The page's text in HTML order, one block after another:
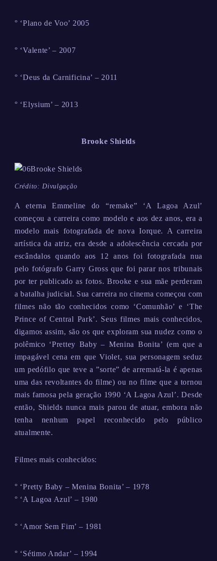
° ‘Plano de Voo’ 2005
° ‘Valente’ – 2007
° ‘Deus da Carnificina’ – 2011
° ‘Elysium’ – 2013
Brooke Shields
Crédito: Divulgação
A eterna Emmeline do “remake” ‘A Lagoa Azul’
começou a carreira como modelo e aos dez anos, era a
modelo mais fotografada de nova Iorque. A carreira
artística da atriz, era desde a adolescência cercada por
escândalos quando aos 12 anos foi fotografada nua
pelo fotógrafo Garry Gross que foi parar nos tribunais
por ter publicado as fotos. Brooke e sua mãe perderam
a batalha judicial. Sua carreira no cinema começou com
filmes não tão conhecidos como ‘Comunhão’ e ‘The
Prince of Central Park’. Seus filmes mais conhecidos,
digamos assim, são os que exploram sua nudez como o
polêmico ‘Prettey Baby – Menina Bonita’ (em que a
impagável cena em que Violet, sua personagem seduz
um pedófilo que teve a ”sorte” de arrematá-la é apenas
uma das revoltantes do filme) ou no filme que a tornou
mais famosa pela geração 1990 ‘A Lagoa Azul’. Desde
então, Shields nunca mais parou de atuar, embora não
tenha nenhum papel reconhecido pelo público
atualmente.
Filmes mais conhecidos:
° ‘Pretty Baby – Menina Bonita’ – 1978
° ‘A Lagoa Azul’ – 1980
° ‘Amor Sem Fim’ – 1981
° ‘Sétimo Andar’ – 1994